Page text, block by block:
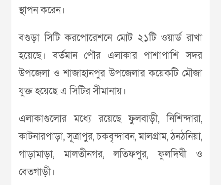
স্থাপন করেন।
বগুড়া সিটি করপোরেশনে মোট ২১টি ওয়ার্ড রাখা
হয়েছে। বর্তমান পৌর এলাকার পাশাপাশি সদর
উপজেলা ও শাজাহানপুর উপজেলার কয়েকটি মৌজা
যুক্ত হয়েছে এ সিটির সীমানায়।
এলাকাগুলোর মধ্যে রয়েছে ফুলবাড়ী, নিশিন্দারা,
কাটনারপাড়া, সূত্রাপুর, চকবৃন্দাবন, মালগ্রাম, ঠনঠনিয়া,
গাড়ামাড়া, মালতীনগর, লতিফপুর, ফুলদিঘী ও
বেতগাড়ী।